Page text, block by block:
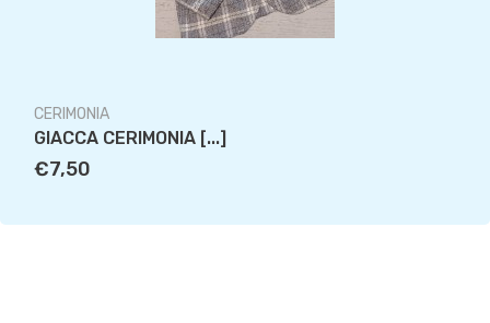
CERIMONIA
GIACCA CERIMONIA [...]
€7,50